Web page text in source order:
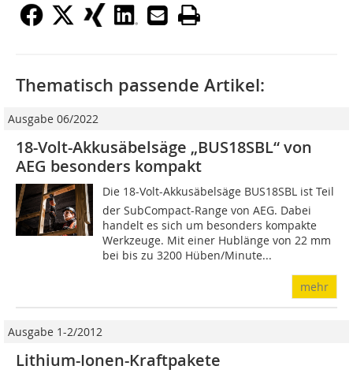
Thematisch passende Artikel:
Ausgabe 06/2022
18-Volt-Akkusäbelsäge „BUS18SBL“ von
AEG besonders kompakt
Die 18-Volt-Akkusäbelsäge BUS18SBL ist Teil
der SubCompact-Range von AEG. Dabei
handelt es sich um besonders kompakte
Werkzeuge. Mit einer Hublänge von 22 mm
bei bis zu 3200 Hüben/Minute...
mehr
Ausgabe 1-2/2012
Lithium-Ionen-Kraftpakete